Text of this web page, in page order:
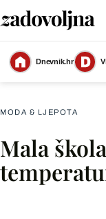
Dnevnik.hr
MODA & LJEPOTA
Mala